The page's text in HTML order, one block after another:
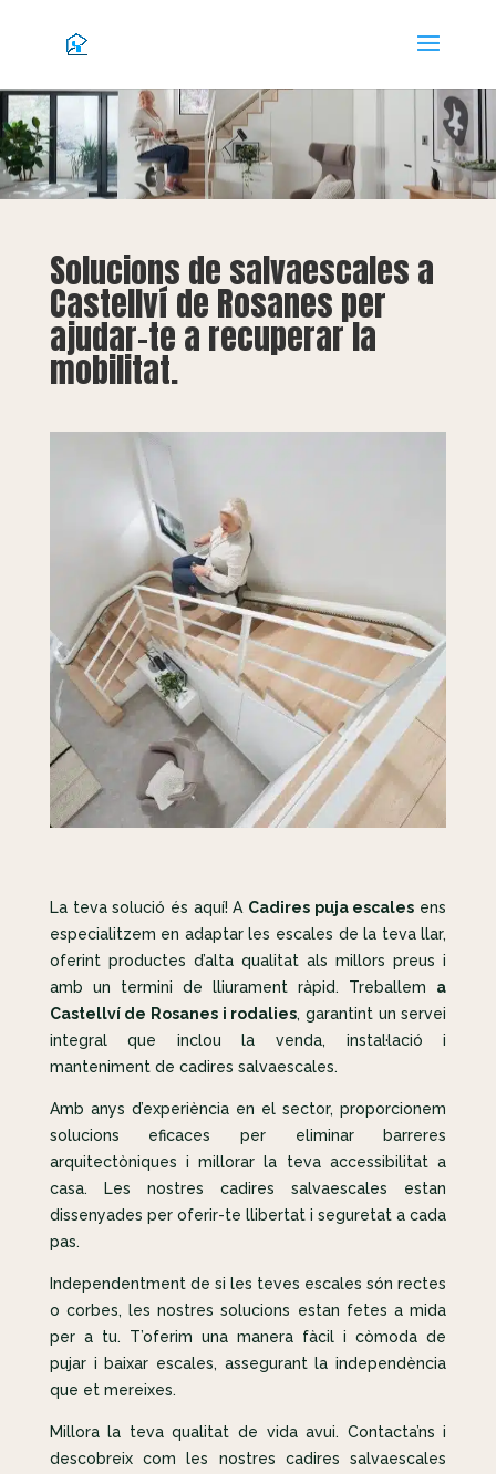
Solucions de salvaescales a
Castellví de Rosanes per
ajudar-te a recuperar la
mobilitat.
La teva solució és aquí! A Cadires puja escales ens
especialitzem en adaptar les escales de la teva llar,
oferint productes d’alta qualitat als millors preus i
amb un termini de lliurament ràpid. Treballem a
Castellví de Rosanes i rodalies, garantint un servei
integral que inclou la venda, instal·lació i
manteniment de cadires salvaescales.
Amb anys d’experiència en el sector, proporcionem
solucions eficaces per eliminar barreres
arquitectòniques i millorar la teva accessibilitat a
casa. Les nostres cadires salvaescales estan
dissenyades per oferir-te llibertat i seguretat a cada
pas.
Independentment de si les teves escales són rectes
o corbes, les nostres solucions estan fetes a mida
per a tu. T’oferim una manera fàcil i còmoda de
pujar i baixar escales, assegurant la independència
que et mereixes.
Millora la teva qualitat de vida avui. Contacta’ns i
descobreix com les nostres cadires salvaescales